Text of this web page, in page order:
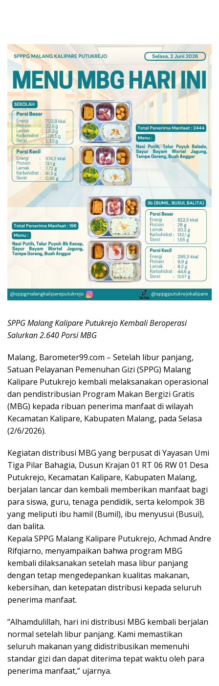
SPPG Malang Kalipare Putukrejo Kembali Beroperasi
Salurkan 2.640 Porsi MBG
Malang, Barometer99.com – Setelah libur panjang,
Satuan Pelayanan Pemenuhan Gizi (SPPG) Malang
Kalipare Putukrejo kembali melaksanakan operasional
dan pendistribusian Program Makan Bergizi Gratis
(MBG) kepada ribuan penerima manfaat di wilayah
Kecamatan Kalipare, Kabupaten Malang, pada Selasa
(2/6/2026).
Kegiatan distribusi MBG yang berpusat di Yayasan Umi
Tiga Pilar Bahagia, Dusun Krajan 01 RT 06 RW 01 Desa
Putukrejo, Kecamatan Kalipare, Kabupaten Malang,
berjalan lancar dan kembali memberikan manfaat bagi
para siswa, guru, tenaga pendidik, serta kelompok 3B
yang meliputi ibu hamil (Bumil), ibu menyusui (Busui),
dan balita.
Kepala SPPG Malang Kalipare Putukrejo, Achmad Andre
Rifqiarno, menyampaikan bahwa program MBG
kembali dilaksanakan setelah masa libur panjang
dengan tetap mengedepankan kualitas makanan,
kebersihan, dan ketepatan distribusi kepada seluruh
penerima manfaat.
“Alhamdulillah, hari ini distribusi MBG kembali berjalan
normal setelah libur panjang. Kami memastikan
seluruh makanan yang didistribusikan memenuhi
standar gizi dan dapat diterima tepat waktu oleh para
penerima manfaat,” ujarnya.